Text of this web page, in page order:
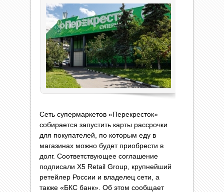
Сеть супермаркетов «Перекресток»
собирается запустить карты рассрочки
для покупателей, по которым еду в
магазинах можно будет приобрести в
долг. Соответствующее соглашение
подписали X5 Retail Group, крупнейший
ретейлер России и владелец сети, а
также «БКС банк». Об этом сообщает